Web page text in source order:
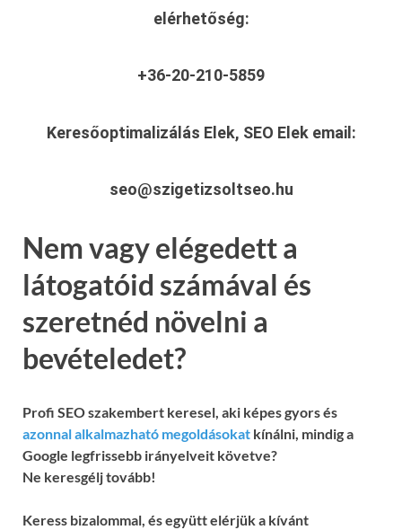
elérhetőség:
+36-20-210-5859
Keresőoptimalizálás Elek, SEO Elek email:
seo@szigetizsoltseo.hu
Nem vagy elégedett a
látogatóid számával és
szeretnéd növelni a
bevételedet?
Profi SEO szakembert keresel, aki képes gyors és
azonnal alkalmazható megoldásokat kínálni, mindig a
Google legfrissebb irányelveit követve?
Ne keresgélj tovább!
Keress bizalommal, és együtt elérjük a kívánt